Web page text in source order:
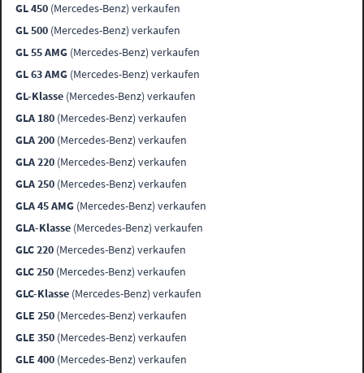
GL 450 (Mercedes-Benz) verkaufen
GL 500 (Mercedes-Benz) verkaufen
GL 55 AMG (Mercedes-Benz) verkaufen
GL 63 AMG (Mercedes-Benz) verkaufen
GL-Klasse (Mercedes-Benz) verkaufen
GLA 180 (Mercedes-Benz) verkaufen
GLA 200 (Mercedes-Benz) verkaufen
GLA 220 (Mercedes-Benz) verkaufen
GLA 250 (Mercedes-Benz) verkaufen
GLA 45 AMG (Mercedes-Benz) verkaufen
GLA-Klasse (Mercedes-Benz) verkaufen
GLC 220 (Mercedes-Benz) verkaufen
GLC 250 (Mercedes-Benz) verkaufen
GLC-Klasse (Mercedes-Benz) verkaufen
GLE 250 (Mercedes-Benz) verkaufen
GLE 350 (Mercedes-Benz) verkaufen
GLE 400 (Mercedes-Benz) verkaufen